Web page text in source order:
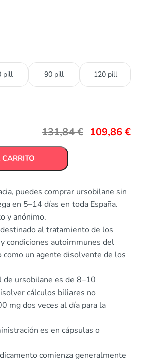
pill 90 pill 120 pill
131,84€ 109,86€
puedes comprar ursobilane sin
en 5–14 días en toda España.
y anónimo.
al tratamiento de los
condiciones autoimmunes del
como un agente disolvente de los
de ursobilane es de 8–10
cálculos biliares no
mg dos veces al día para la
es en cápsulas o
comienza generalmente